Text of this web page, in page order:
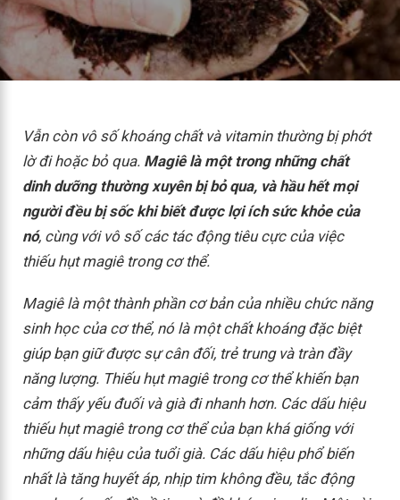
Vẫn còn vô số khoáng chất và vitamin thường bị phớt
lờ đi hoặc bỏ qua. Magiê là một trong những chất
dinh dưỡng thường xuyên bị bỏ qua, và hầu hết mọi
người đều bị sốc khi biết được lợi ích sức khỏe của
nó, cùng với vô số các tác động tiêu cực của việc
thiếu hụt magiê trong cơ thể.
Magiê là một thành phần cơ bản của nhiều chức năng
sinh học của cơ thể, nó là một chất khoáng đặc biệt
giúp bạn giữ được sự cân đối, trẻ trung và tràn đầy
năng lượng. Thiếu hụt magiê trong cơ thể khiến bạn
cảm thấy yếu đuối và già đi nhanh hơn. Các dấu hiệu
thiếu hụt magiê trong cơ thể của bạn khá giống với
những dấu hiệu của tuổi già. Các dấu hiệu phổ biến
nhất là tăng huyết áp, nhịp tim không đều, tắc động